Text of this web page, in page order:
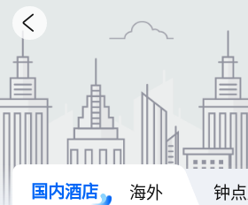

国内酒店 海外 钟